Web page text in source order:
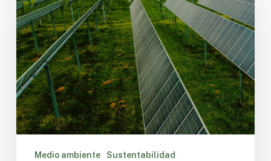
Medio ambiente Sustentabilidad